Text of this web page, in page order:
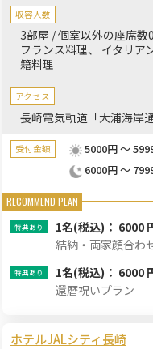
の長寿のお祝い、お子さま
でもぴったりです。
収容人数
3部屋 / 個室以外の座席数
フランス料理
イタリア
籍料理
アクセス
長崎電気軌道「大浦海岸
受付金額
5000円 ～
6000円 ～
1名(税込)： 6000
結納・両家顔合わ
1名(税込)： 6000
還暦祝いプラン
ホテルJALシティ長崎